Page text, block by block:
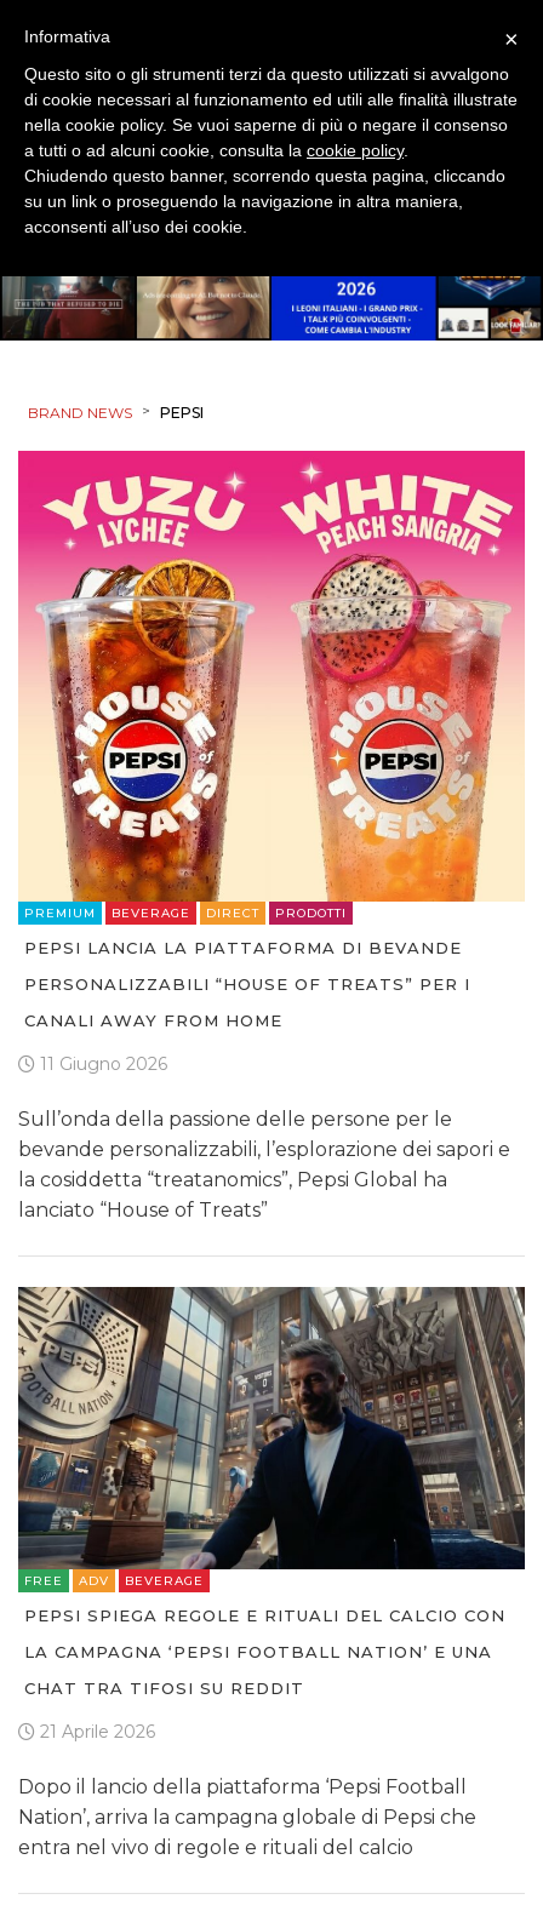
BRAND NEWS > PEPSI
PREMIUM BEVERAGE DIRECT PRODOTTI
PEPSI LANCIA LA PIATTAFORMA DI BEVANDE
PERSONALIZZABILI “HOUSE OF TREATS” PER I
CANALI AWAY FROM HOME
11 Giugno 2026
Sull’onda della passione delle persone per le
bevande personalizzabili, l’esplorazione dei sapori e
la cosiddetta “treatanomics”, Pepsi Global ha
lanciato “House of Treats”
FREE ADV BEVERAGE
PEPSI SPIEGA REGOLE E RITUALI DEL CALCIO CON
LA CAMPAGNA ‘PEPSI FOOTBALL NATION’ E UNA
CHAT TRA TIFOSI SU REDDIT
21 Aprile 2026
Dopo il lancio della piattaforma ‘Pepsi Football
Nation’, arriva la campagna globale di Pepsi che
entra nel vivo di regole e rituali del calcio
×
Informativa
Questo sito o gli strumenti terzi da questo utilizzati si avvalgono
di cookie necessari al funzionamento ed utili alle finalità illustrate
nella cookie policy. Se vuoi saperne di più o negare il consenso
a tutti o ad alcuni cookie, consulta la cookie policy.
Chiudendo questo banner, scorrendo questa pagina, cliccando
su un link o proseguendo la navigazione in altra maniera,
acconsenti all’uso dei cookie.